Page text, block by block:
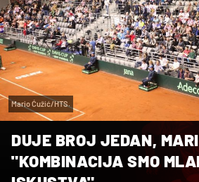
Mario Ćužić/HTS.
DUJE BROJ JEDAN,
"KOMBINACIJA SMO